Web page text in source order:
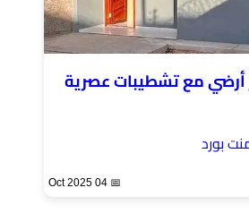
مع تشطيبات عصرية
بورد
📅 04 Oct 2025